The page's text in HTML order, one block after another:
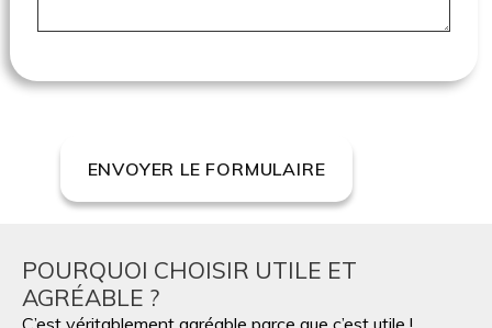
POURQUOI CHOISIR UTILE ET
AGRÉABLE ?